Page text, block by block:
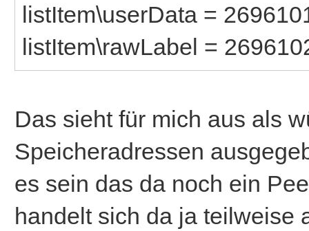
listItem\userData =
listItem\rawLabel =
Das sieht für mich aus als
Speicheradressen
es sein das da noch ein
handelt sich da ja teilweise